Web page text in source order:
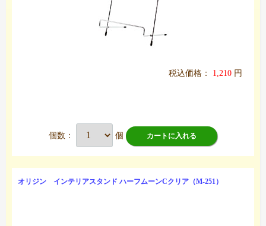
税込価格： 1,210 円
個数： 個 カートに入れる
オリジン インテリアスタンド ハーフムーンCクリア（M-251）